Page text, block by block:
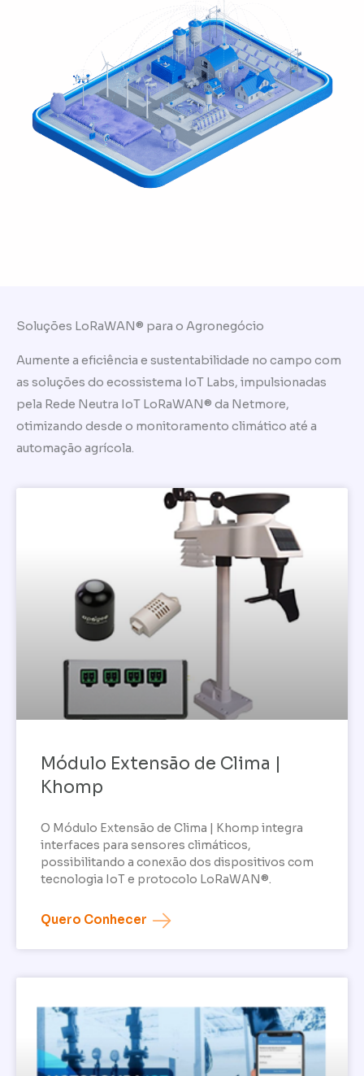
Soluções LoRaWAN® para o Agronegócio
Aumente a eficiência e sustentabilidade no campo com
as soluções do ecossistema IoT Labs, impulsionadas
pela Rede Neutra IoT LoRaWAN® da Netmore,
otimizando desde o monitoramento climático até a
automação agrícola.
Módulo Extensão de Clima |
Khomp
O Módulo Extensão de Clima | Khomp integra
interfaces para sensores climáticos,
possibilitando a conexão dos dispositivos com
tecnologia IoT e protocolo LoRaWAN®.
Quero Conhecer